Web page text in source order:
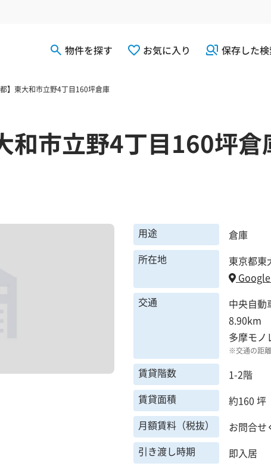
物件を探す お気に入り 保存した
】東大和市立野4丁目160坪倉庫
和市立野4丁目160坪倉
用途
倉庫
所在地
東京都東
交通
中央自
8.90km
多摩モ
※交通の距
賃貸階数
1-2階
賃貸面積
約160 坪
月額賃料（税抜）
お問合せ
引き渡し時期
即入居